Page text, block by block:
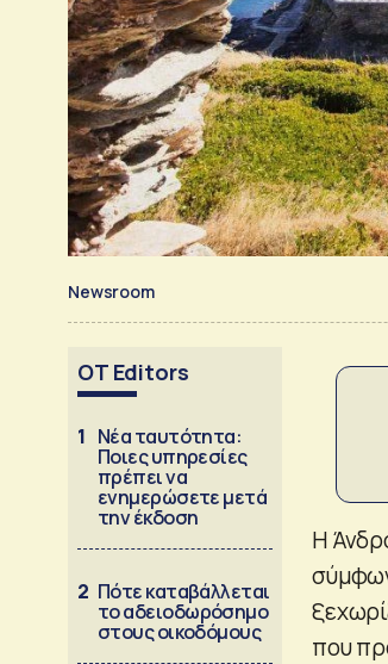
Newsroom
OT Editors
1 Νέα ταυτότητα:
Ποιες υπηρεσίες
πρέπει να
ενημερώσετε μετά
την έκδοση
2 Πότε καταβάλλεται
το αδειοδωρόσημο
στους οικοδόμους
Η
που